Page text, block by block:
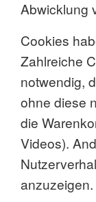
Abwicklung
Cookies
Zahlreiche
notwendig,
ohne diese
die
Videos).
anzuzeigen.